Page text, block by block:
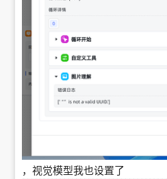
，视觉模型我也设置了